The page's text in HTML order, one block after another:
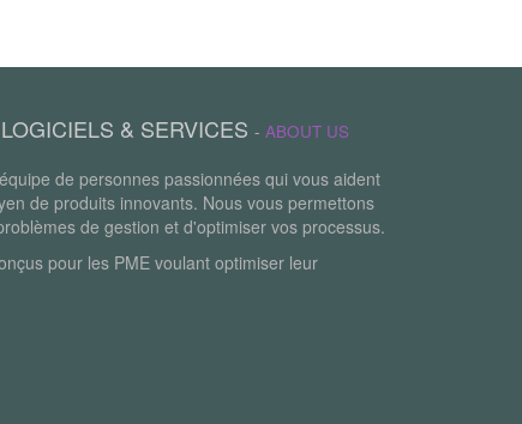
& SERVICES - ABOUT US
de personnes passionnées qui vous aident
de produits innovants. Nous vous permettons
de gestion et d'optimiser vos processus.
pour les PME voulant optimiser leur